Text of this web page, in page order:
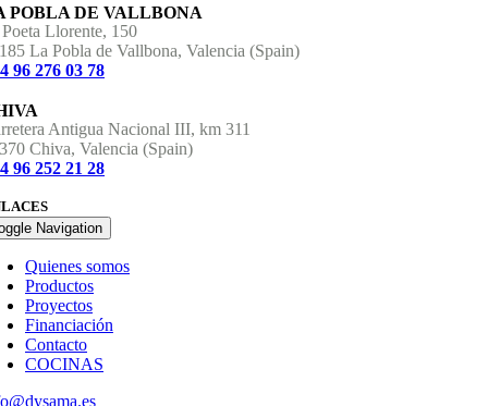
POBLA DE VALLBONA
Llorente, 150
La Pobla de Vallbona, Valencia (Spain)
96 276 03 78
Antigua Nacional III, km 311
Chiva, Valencia (Spain)
96 252 21 28
Navigation
Quienes somos
Productos
Proyectos
Financiación
Contacto
COCINAS